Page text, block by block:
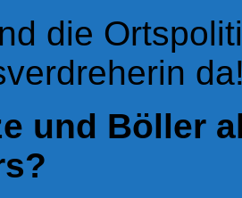
die
und Böller